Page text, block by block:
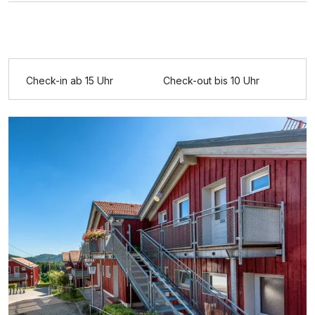
Ausstattung
Für 3 Tage p.P. ab245,00 €
Check-in ab 15 Uhr Check-out bis 10 Uhr